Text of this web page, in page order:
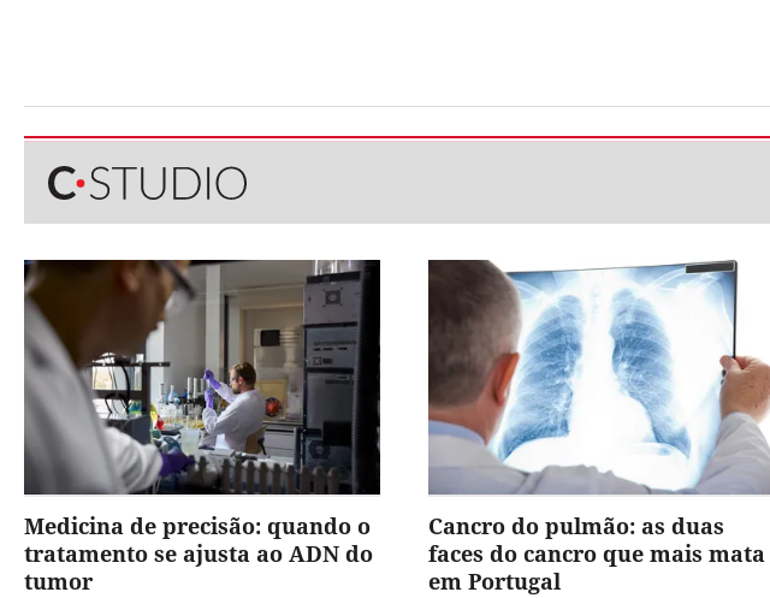
Medicina de precisão: quando o
tratamento se ajusta ao ADN do
tumor
Cancro do pulmão: as duas
faces do cancro que mais mata
em Portugal